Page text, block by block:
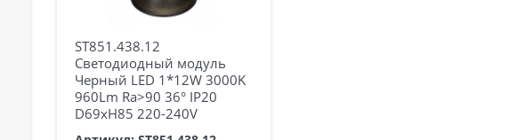
ST851.438.12
Светодиодный модуль
Черный LED 1*12W 3000K
960Lm Ra>90 36° IP20
D69xH85 220-240V